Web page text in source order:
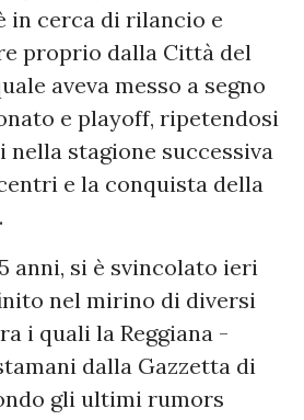
in cerca di rilancio e
proprio dalla Città del
aveva messo a segno
e playoff, ripetendosi
stagione successiva
e la conquista della
anni, si è svincolato ieri
nel mirino di diversi
i quali la Reggiana -
dalla Gazzetta di
gli ultimi rumors